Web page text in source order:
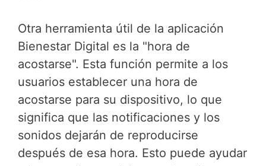
Otra herramienta útil de la aplicación
Bienestar Digital es la "hora de
acostarse". Esta función permite a los
usuarios establecer una hora de
acostarse para su dispositivo, lo que
significa que las notificaciones y los
sonidos dejarán de reproducirse
después de esa hora. Esto puede ayudar